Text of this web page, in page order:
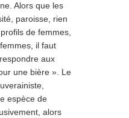
Alors que les
paroisse, rien
de femmes,
il faut
aux
une bière ». Le
espèce de
alors